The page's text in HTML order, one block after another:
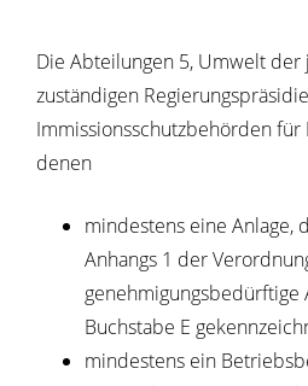
Die Abteilungen 5, Umwelt
zuständigen
Immissionsschutzbehörden
denen
mindestens eine Anlage,
Anhangs 1 der
genehmigungsbedürftige
Buchstabe E
mindestens ein